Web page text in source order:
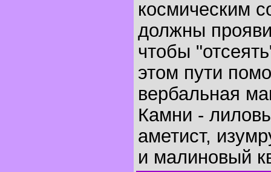
космическим
должны
чтобы
этом пути
вербальная
Камни -
аметист,
и малиновый